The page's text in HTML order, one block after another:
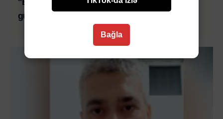
güllələyən şagirdin atasına HÖKM OXUNDU
Bağla